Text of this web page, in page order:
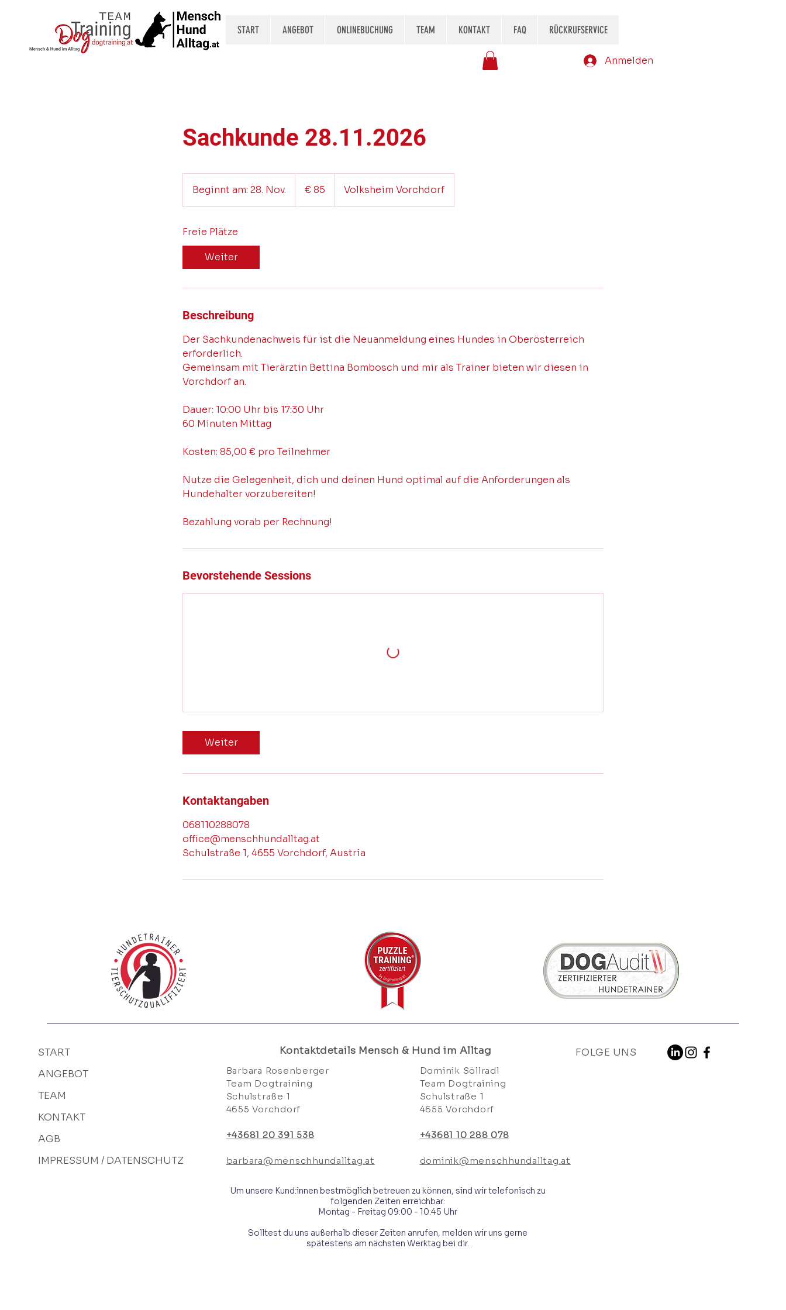
START ANGEBOT ONLINEBUCHUNG TEAM KONTAKT FAQ RÜCKRUFSERVICE
Anmelden
Sachkunde 28.11.2026
Beginnt am: 28. Nov.
e
a
8
N
.
€ 85 Volksheim Vorchdorf
Freie Plätze
Weiter
Beschreibung
Der Sachkundenachweis für ist die Neuanmeldung eines Hundes in Oberösterreich
erforderlich.
Gemeinsam mit Tierärztin Bettina Bombosch und mir als Trainer bieten wir diesen in
Vorchdorf an.
Dauer: 10:00 Uhr bis 17:30 Uhr
60 Minuten Mittag
Kosten: 85,00 € pro Teilnehmer
Nutze die Gelegenheit, dich und deinen Hund optimal auf die Anforderungen als
Hundehalter vorzubereiten!
Bezahlung vorab per Rechnung!
Bevorstehende Sessions
Weiter
Kontaktangaben
068110288078
office@menschhundalltag.at
Schulstraße 1, 4655 Vorchdorf, Austria
START
ANGEBOT
TEAM
KONTAKT
AGB
IMPRESSUM / DATENSCHUTZ
Kontaktdetails Mensch & Hund im Alltag
Barbara Rosenberger
Team Dogtraining
Schulstraße 1
4655 Vorchdorf
+43681 20 391 538
barbara@menschhundalltag.at
Um unsere Kund:innen bestmöglich betreuen zu können, sind wir telefonisch zu
folgenden Zeiten erreichbar:
Montag - Freitag 09:00 - 10:45 Uhr
Solltest du uns außerhalb dieser Zeiten anrufen, melden wir uns gerne
spätestens am nächsten Werktag bei dir.
Dominik Söllradl
Team Dogtraining
Schulstraße 1
4655 Vorchdorf
+43681 10 288 078
dominik@menschhundalltag.at
FOLGE UNS